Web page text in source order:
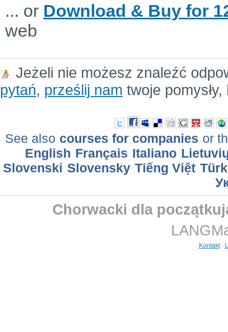
... or Download & Buy for
web
Jeżeli nie możesz znaleźć
pytań, prześlij nam twoje
See also courses for companies or
English Français Italiano
Slovenski Slovensky Tiếng Việt
Chorwacki dla
Kontakt-